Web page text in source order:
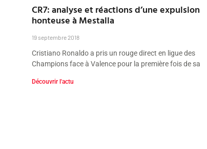
CR7: analyse et réactions d’une expulsion
honteuse à Mestalla
19 septembre 2018
Cristiano Ronaldo a pris un rouge direct en ligue des
Champions face à Valence pour la première fois de sa
Découvrir l'actu